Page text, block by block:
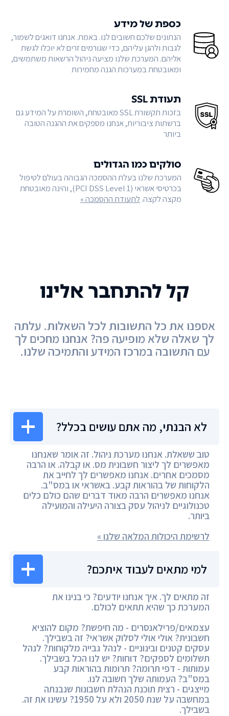
כספת של מידע
הנתונים שלכם חשובים לנו. באמת. אנחנו דואגים לשמור,
לגבות ולהגן עליהם, כדי שגורמים זרים לא יוכלו לגשת
אליהם. המערכת שלנו מציעה ניהול הרשאות משתמשים,
ומאובטחת במערכות הגנה מחמירות
תעודת SSL
בזכות תקשורת SSL מאובטחת, השומרת על המידע גם
ברשתות ציבוריות, אנחנו מספקים את ההגנה הטובה
ביותר
סולקים כמו הגדולים
המערכת שלנו בעלת ההסמכה הגבוהה בעולם לטיפול
בכרטיסי אשראי (PCI DSS Level 1), והינה מאובטחת
מקצה לקצה.לתעודת ההסמכה »
לא הבנתי, מה אתם עושים בכלל?
טוב ששאלת. אנחנו מערכת ניהול. זה אומר שאנחנו
מאפשרים לך ליצור חשבונית מס. או קבלה. או הרבה
מסמכים אחרים. אנחנו מאפשרים לך לחייב את
הלקוחות של בהוראות קבע. באשראי או במס"ב.
אנחנו מאפשרים הרבה מאוד דברים שהם כולם כלים
טכנולוגיים לניהול עסק בצורה היעילה והמועילה
ביותר.
לרשימת היכולות המלאה שלנו »
למי מתאים לעבוד איתכם?
זה מתאים לך. איך אנחנו יודעים? כי בנינו את
המערכת כך שהיא תתאים לכולם.
עצמאים/פרילאנסרים - מה חיפשת? מקום להוציא
חשבונית? אולי אולי לסלוק אשראי? זה בשבילך.
עסקים קטנים ובינוניים - לנהל גבייה מלקוחות? לנהל
תשלומים לספקים? דוחות? יש לנו הכל בשבילך.
עמותות - דפי תרומה? תרומות בהוראות קבע
במס"ב? העמותה שלך חשובה לנו.
מייצגים - רצית תוכנת הנהלת חשבונות שנבנתה
במחשבה על שנת 2050 ולא על 1950? עשינו את זה.
בשבילך.
קל להתחבר אלינו
אספנו את כל התשובות לכל השאלות. עלתה
לך שאלה שלא מופיעה פה? אנחנו מחכים לך
עם התשובה במרכז המידע והתמיכה שלנו.